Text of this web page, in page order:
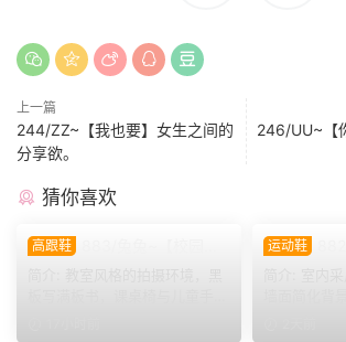
上一篇
244/ZZ~【我也要】女生之间的
分享欲。
246/UU~【
猜你喜欢
高跟鞋 运动鞋